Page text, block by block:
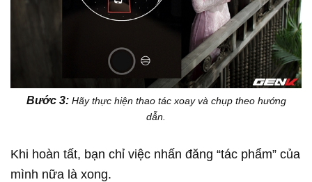
Bước 3:Hãy thực hiện thao tác xoay và chụp theo hướng
dẫn.
Khi hoàn tất, bạn chỉ việc nhấn đăng “tác phẩm” của
mình nữa là xong.